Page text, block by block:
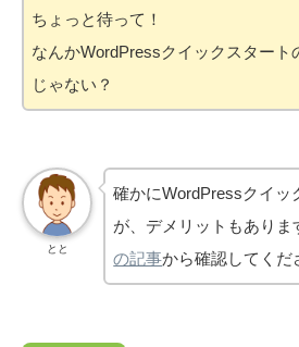
ちょっと待って！
なんかWordPressクイックスタート
じゃない？
とと
確かにWordPressクイッ
が、デメリットもありま
の記事から確認してくだ